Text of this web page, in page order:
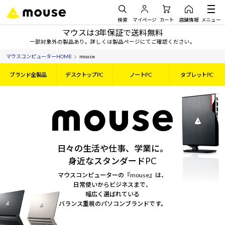
検索 マイページ カート 店舗情報 メニュー
マウスは3年保証で送料無料
一部対象外の製品あり。詳しくは製品ページにてご確認ください。
マウスコンピューターHOME mouse
ブランド全製品 デスクトップPC ノートPC タブレットPC
日々の生活や仕事、学業に。
身近なスタンダードPC
マウスコンピューターの『mouse』は、
日常使いからビジネスまで、
幅広く選ばれている
バランス重視のパソコンブランドです。